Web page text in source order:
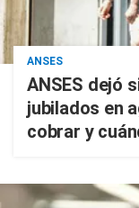
ANSES
ANSES dejó
jubilados en
cobrar y